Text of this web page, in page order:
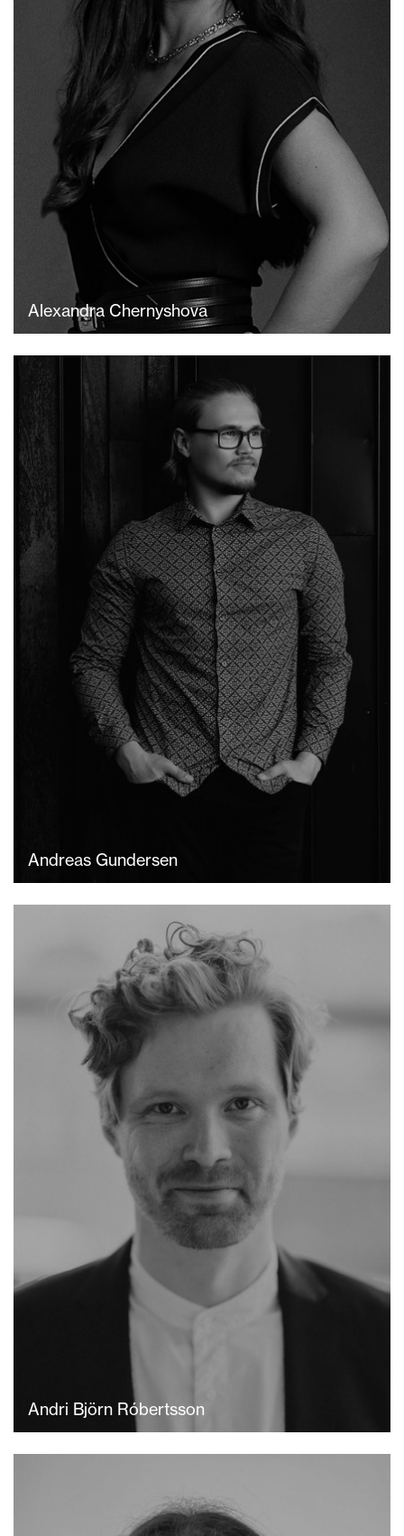
Alexandra Chernyshova
Andreas Gundersen
Andri Björn Róbertsson